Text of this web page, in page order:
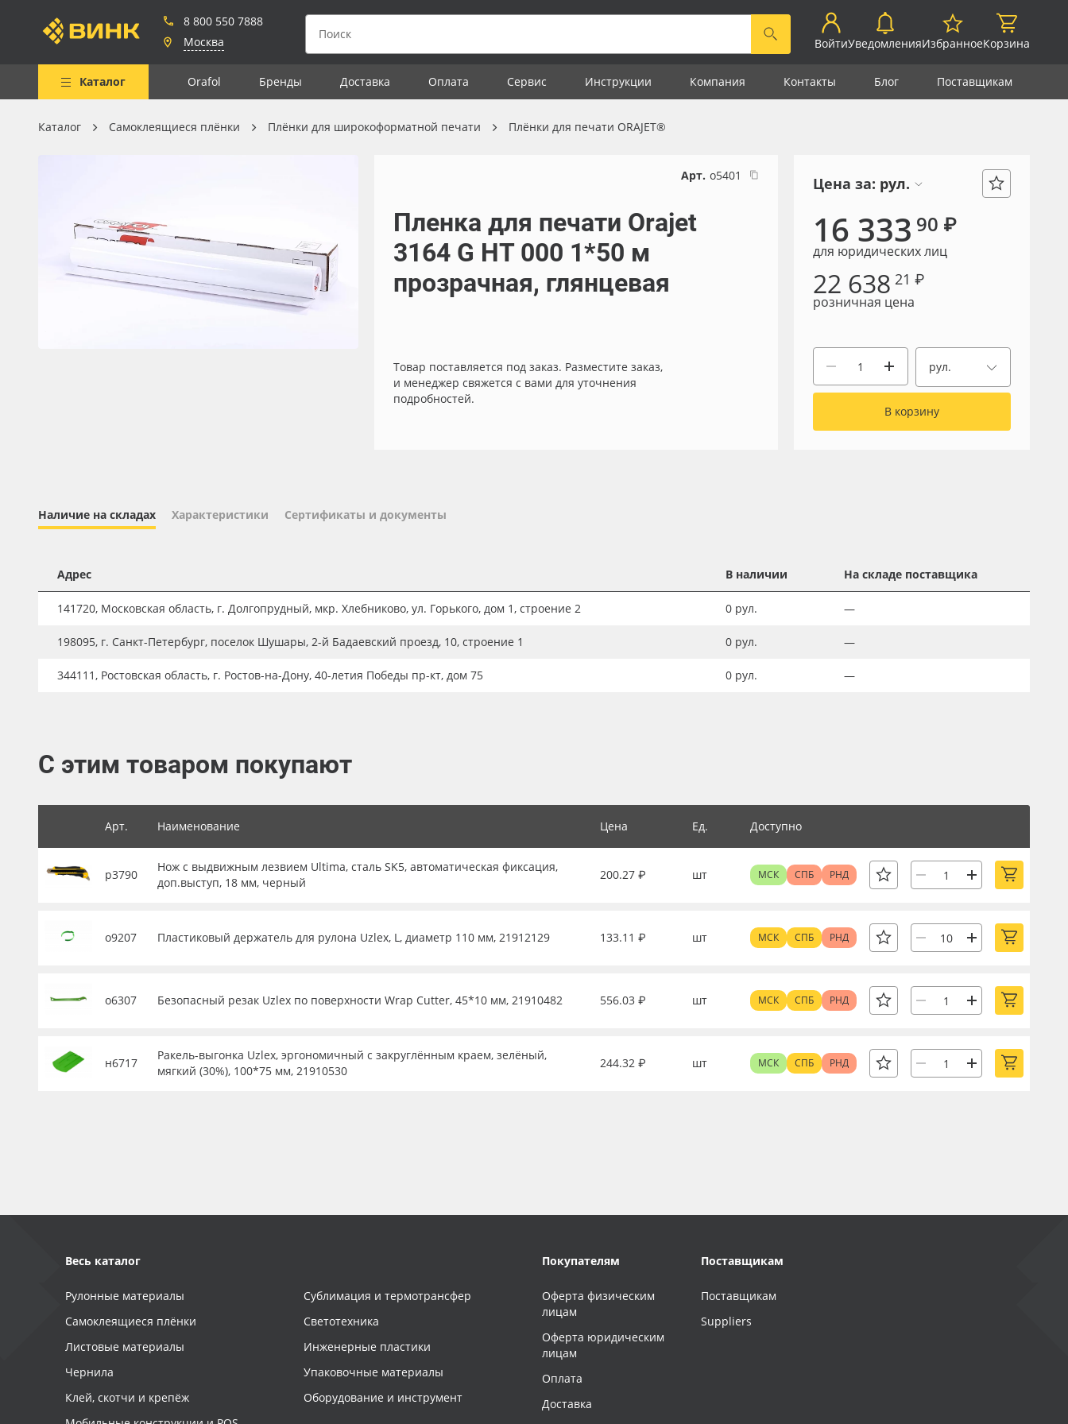
8 800 550 7888
Москва
ВойтиУведомленияИзбранноеКорзина
Каталог Orafol Бренды Доставка Оплата Сервис Инструкции Компания Контакты Блог Поставщикам
Весь каталог
Листовые материалы
Клей, скотчи и крепёж
Новинки ассортимента
Плёнка монтажная Oratape
ПЭТ листовой
ПЭТ бэклит
Заготовки для сувениров
Каталог Самоклеящиеся плёнки Плёнки для широкоформатной печати Плёнки для печати ORAJET®
Арт. о5401
Пленка для печати Orajet
3164 G HT 000 1*50 м
прозрачная, глянцевая
Товар поставляется под заказ. Разместите заказ,
и менеджер свяжется с вами для уточнения
подробностей.
Цена за: рул.
16 333 90 ₽
для юридических лиц
22 638 21 ₽
розничная цена
рул.
В корзину
Наличие на складах Характеристики Сертификаты и документы
Адрес В наличии На складе поставщика
141720, Московская область, г. Долгопрудный, мкр. Хлебниково, ул. Горького, дом 1, строение 2 0 рул. —
198095, г. Санкт-Петербург, поселок Шушары, 2-й Бадаевский проезд, 10, строение 1 0 рул. —
344111, Ростовская область, г. Ростов-на-Дону, 40-летия Победы пр-кт, дом 75 0 рул. —
С этим товаром покупают
Арт. Наименование Цена Ед. Доступно
р3790
Нож с выдвижным лезвием Ultima, сталь SK5, автоматическая фиксация,
доп.выступ, 18 мм, черный
200.27 ₽ шт МСК СПБ РНД
о9207 Пластиковый держатель для рулона Uzlex, L, диаметр 110 мм, 21912129 133.11 ₽ шт МСК СПБ РНД
о6307 Безопасный резак Uzlex по поверхности Wrap Cutter, 45*10 мм, 21910482 556.03 ₽ шт МСК СПБ РНД
н6717
Ракель-выгонка Uzlex, эргономичный с закруглённым краем, зелёный,
мягкий (30%), 100*75 мм, 21910530
244.32 ₽ шт МСК СПБ РНД
Весь каталог
Рулонные материалы
Самоклеящиеся плёнки
Листовые материалы
Чернила
Клей, скотчи и крепёж
Сублимация и термотрансфер
Светотехника
Инженерные пластики
Упаковочные материалы
Оборудование и инструмент
Покупателям
Оферта физическим
лицам
Оферта юридическим
лицам
Оплата
Доставка
Поставщикам
Поставщикам
Suppliers